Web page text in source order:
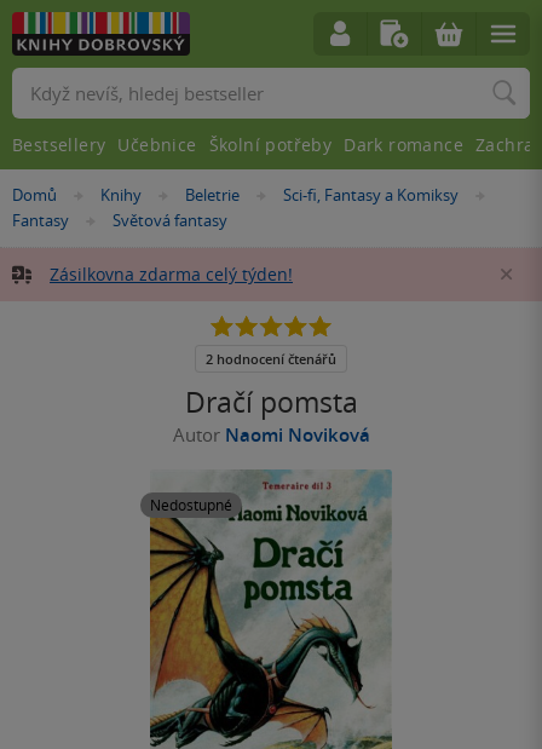
Nacházíte
se
Domů »
Knihy »Beletrie »
Sci-fi, Fantasy a Komiksy
Fantasy »
Světová fantasy
Zásilkovna zdarma celý týden!
Dračí pomsta
Autor Naomi Noviková
Nedostupné
5.0
5
2 hodnocení čtenářů
Vyhledávání
Bestsellery Učebnice Školní potřeby Dark romance